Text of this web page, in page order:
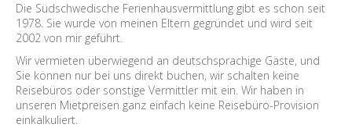
Die Südschwedische Ferienhausvermittlung gibt es schon seit
1978. Sie wurde von meinen Eltern gegründet und wird seit
2002 von mir geführt.
Wir vermieten überwiegend an deutschsprachige Gäste, und
Sie können nur bei uns direkt buchen, wir schalten keine
Reisebüros oder sonstige Vermittler mit ein. Wir haben in
unseren Mietpreisen ganz einfach keine Reisebüro-Provision
einkalkuliert.